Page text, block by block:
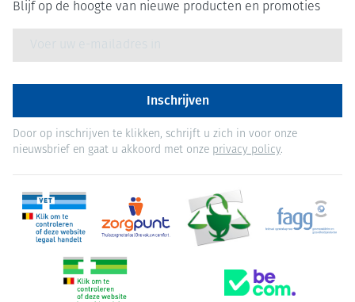
Blijf op de hoogte van nieuwe producten en promoties
Inschrijven
Door op inschrijven te klikken, schrijft u zich in voor onze
nieuwsbrief en gaat u akkoord met onze privacy policy.